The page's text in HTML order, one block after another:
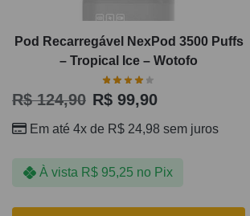
Pod Recarregável NexPod 3500 Puffs
– Tropical Ice – Wotofo
R$124,90 R$ 99,90
Em até 4x de R$ 24,98 sem juros
À vista R$95,25 no Pix